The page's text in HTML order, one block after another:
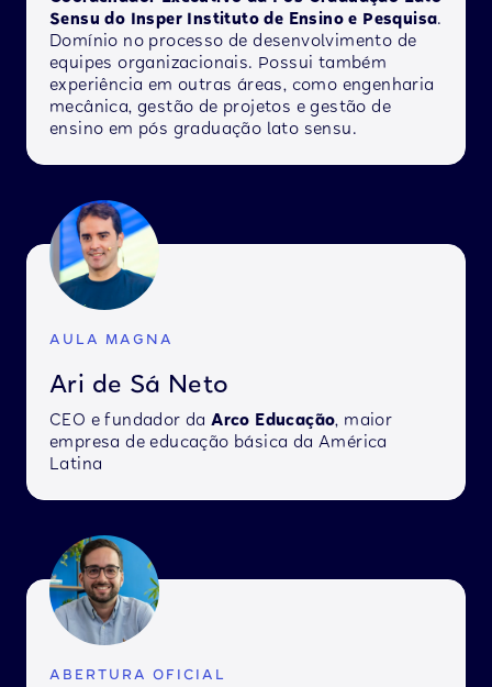
Sensu do Insper Instituto de Ensino e Pesquisa.
Domínio no processo de desenvolvimento de
equipes organizacionais. Possui também
experiência em outras áreas, como engenharia
mecânica, gestão de projetos e gestão de
ensino em pós graduação lato sensu.
AULA MAGNA
Ari de Sá Neto
CEO e fundador daArco Educação, maior
empresa de educação básica da América
Latina
ABERTURA OFICIAL